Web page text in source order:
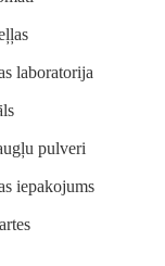
laboratorija
pulveri
iepakojums